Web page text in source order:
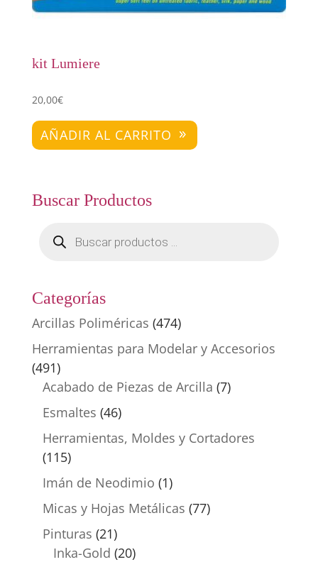
kit Lumiere
20,00€
AÑADIR AL CARRITO
Buscar Productos
productos
Categorías
Arcillas Poliméricas (474)
Herramientas para Modelar y Accesorios
(491)
Acabado de Piezas de Arcilla (7)
Esmaltes (46)
Herramientas, Moldes y Cortadores
(115)
Imán de Neodimio (1)
Micas y Hojas Metálicas (77)
Pinturas (21)
Inka-Gold (20)